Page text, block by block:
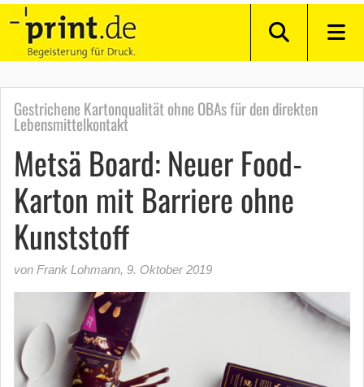
Gestrichene Kartonqualität ohne OBAs für den direkten
Lebensmittelkontakt
Metsä Board: Neuer Food-
Karton mit Barriere ohne
Kunststoff
von Frank Lohmann, 9. Oktober 2019